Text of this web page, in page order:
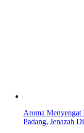
Aroma Menyengat
Padang, Jenazah